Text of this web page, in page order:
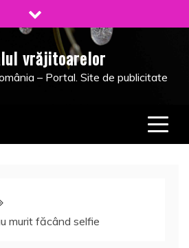
vrăjitoarelor
– Portal. Site de publicitate
murit făcând selfie